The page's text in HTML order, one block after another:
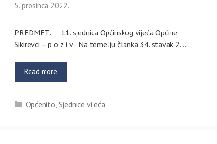
5. prosinca 2022.
PREDMET: 11. sjednica Općinskog vijeća Općine
Sikirevci – p o z i v Na temelju članka 34. stavak 2. …
Read more
Kategorije
Općenito, Sjednice vijeća